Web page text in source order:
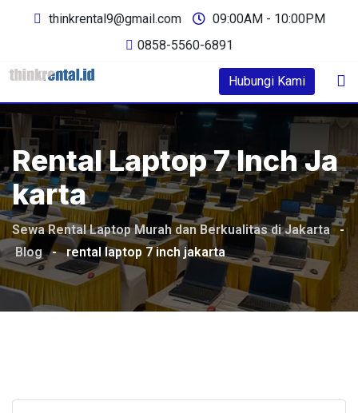
thinkrental9@gmail.com
09:00AM - 10:00PM
0858-5560-6891
Hubungi Kami
Rental Laptop 7 Inch Ja
Karta
Sewa Rental Laptop Murah dan Berkualitas di Jakarta -
Blog - rental laptop 7 inch jakarta